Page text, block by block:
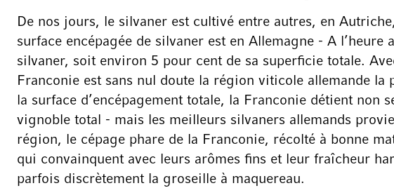
De nos jours, le silvaner est cultivé entre autres, en
surface encépagée de silvaner est en Allemagne - A
silvaner, soit environ 5 pour cent de sa superficie totale.
Franconie est sans nul doute la région viticole allemande
la surface d’encépagement totale, la Franconie détient
vignoble total - mais les meilleurs silvaners allemands
région, le cépage phare de la Franconie, récolté à bonne
qui convainquent avec leurs arômes fins et leur fraîcheur
parfois discrètement la groseille à maquereau.